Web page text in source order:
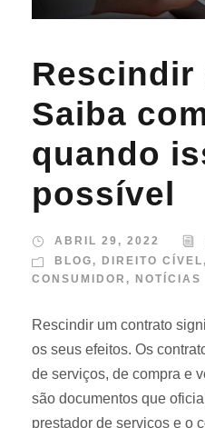
Rescindir
Saiba
quando
possível
ABRIL 29, 2022
BLOG , DIREITO CÍVEL ,
CONSUMIDOR , NOTÍCIAS
Rescindir um contrato
os seus efeitos. Os
de serviços, de compra e
são documentos que
prestador de serviços e o